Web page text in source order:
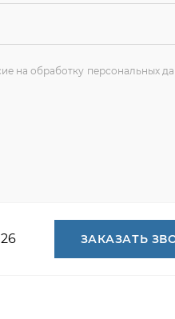
+7 (351) 214-36-26